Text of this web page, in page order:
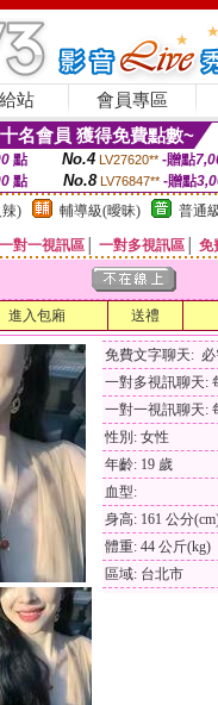
站 會員專區
名會員 獲得免費點數~
點 No.4 LV27620** -贈點
點 No.8 LV76847** -贈點
辣) 輔導級(曖昧) 普通
一對一視訊區 一對多視訊區 免
進入包廂 送禮
免費文字聊天:
一對多視訊聊天:
一對一視訊聊天:
性別: 女性
年齡: 19 歲
血型:
身高: 161 公分
體重: 44 公斤(kg)
區域: 台北市